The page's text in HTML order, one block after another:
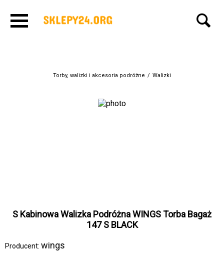
Torby, walizki i akcesoria podróżne / Walizki
S Kabinowa Walizka Podróżna WINGS Torba Bagaż
147 S BLACK
Producent: wings